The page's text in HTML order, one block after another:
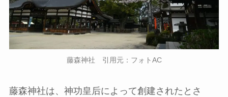
藤森神社 引用元：フォトAC
藤森神社は、神功皇后によって創建されたとさ